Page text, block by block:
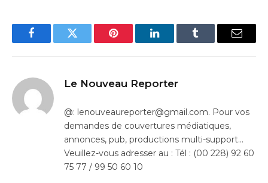
FacebookTwitter Pinterest LinkedInTumblr Email
Le Nouveau Reporter
@: lenouveaureporter@gmail.com. Pour vos
demandes de couvertures médiatiques,
annonces, pub, productions multi-support…
Veuillez-vous adresser au : Tél : (00 228) 92 60
75 77 / 99 50 60 10